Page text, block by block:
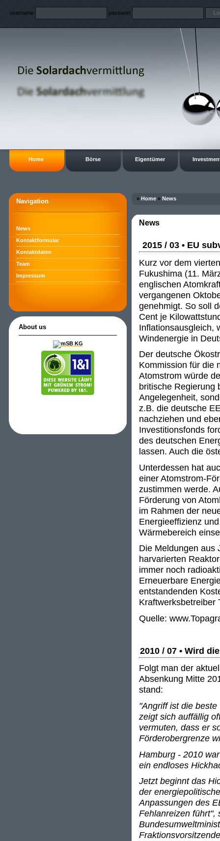
username passwort
Home Börse Eigentümer
Navigation
News
Kontaktformular
Kontaktdaten
Team
Impressum
About us
» Home » News
News
2015 / 03 • EU
Kurz vor dem
Fukushima (11.
englischen
vergangenen
genehmigt. So soll
Cent je
Inflationsausgleich,
Windenergie in
Der deutsche
Kommission für die
Atomstrom würde
britische Regierung
Angelegenheit,
z.B. die deutsche
nachziehen und
Investitionsfonds
des deutschen
lassen. Auch die
Unterdessen hat
einer Atomstrom-
zustimmen werde.
Förderung von
im Rahmen der
Energieeffizienz
Wärmebereich
Die Meldungen aus
harvarierten
immer noch
Erneuerbare
entstandenden
Kraftwerksbetreiber
Quelle:
2010 / 07 • Wird
Folgt man der
Absenkung Mitte
stand:
"Angriff ist die
zeigt sich auffällig
vermuten, dass er
Förderobergrenze
Hamburg - 2010
ein endloses
Jetzt beginnt das
der
Anpassungen des
Fehlanreizen führt",